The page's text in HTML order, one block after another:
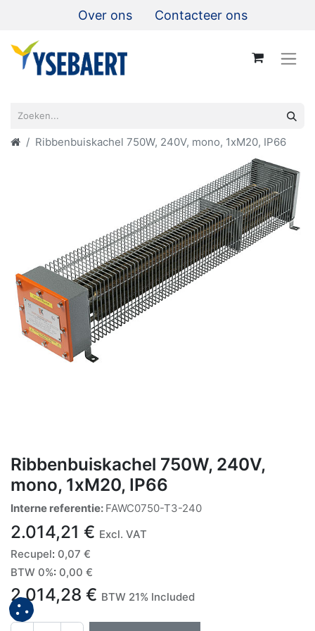
Over ons Contacteer ons
Ribbenbuiskachel 750W, 240V, mono, 1xM20, IP66
Ribbenbuiskachel 750W, 240V,
mono, 1xM20, IP66
Interne referentie: FAWC0750-T3-240
2.014,21 € Excl. VAT
Recupel: 0,07 €
BTW 0%: 0,00 €
2.014,28 € BTW 21% Included